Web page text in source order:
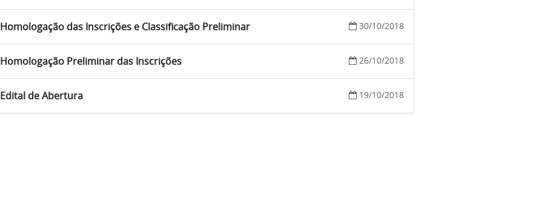
Homologação das Inscrições e Classificação Preliminar 30/10/2018
Homologação Preliminar das Inscrições 26/10/2018
Edital de Abertura 19/10/2018